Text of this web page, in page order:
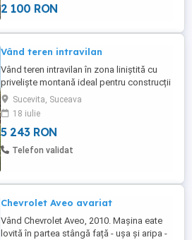
2 100 RON
Vând teren intravilan
Vând teren intravilan în zona liniștită cu
priveliște montană ideal pentru construcții
cabana sau locuință.
Sucevita, Suceava
18 iulie
5 243 RON
Telefon validat
Chevrolet Aveo avariat
Vând Chevrolet Aveo, 2010. Mașina eate
lovită în partea stângă față - ușa și aripa -